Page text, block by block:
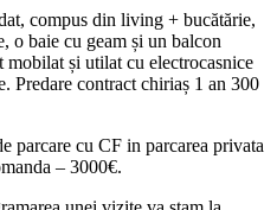
compus din living + bucătărie,
o baie cu geam și un balcon
și utilat cu electrocasnice
Predare contract chiriaș 1 an 300
parcare cu CF in parcarea privata
– 3000€.